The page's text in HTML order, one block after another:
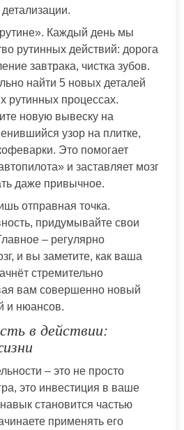
Каждый день мы
рутинных действий: дорога
завтрака, чистка зубов.
найти 5 новых деталей
рутинных процессах.
новую вывеску на
узор на плитке,
Это помогает
и заставляет мозг
даже привычное.
отправная точка.
придумывайте свои
– регулярно
и вы заметите, как ваша
стремительно
вам совершенно новый
и нюансов.
в действии:
– это не просто
это инвестиция в ваше
становится частью
применять его